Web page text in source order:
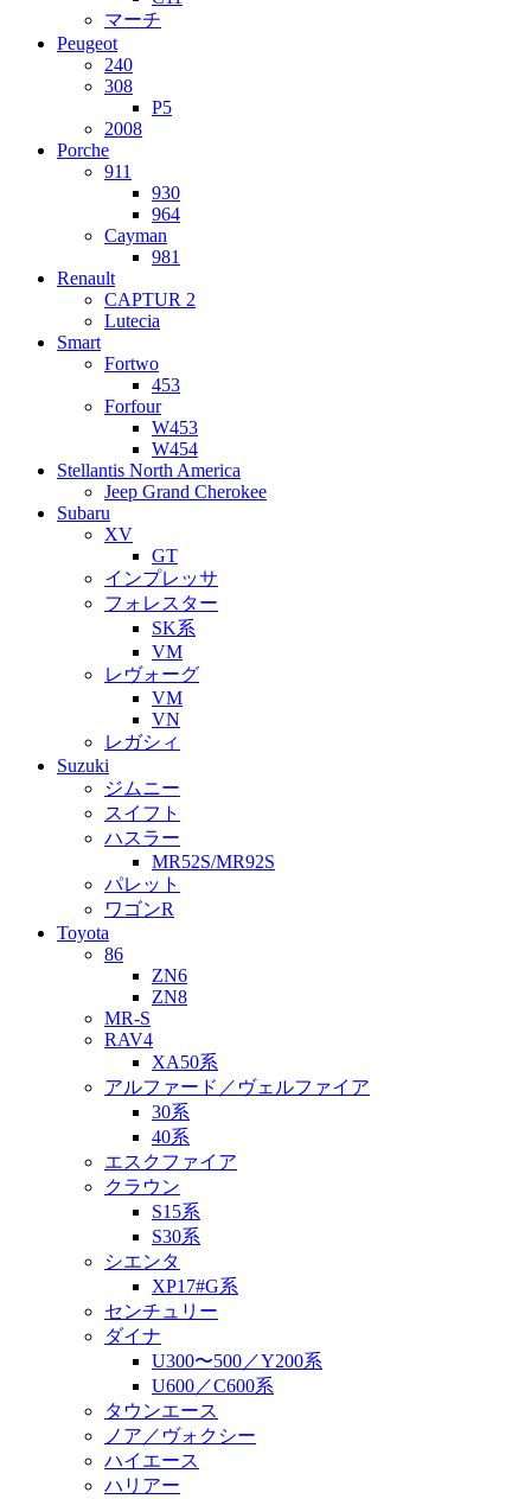
マーチ
Peugeot
240
308
P5
2008
Porche
911
930
964
Cayman
981
Renault
CAPTUR 2
Lutecia
Smart
Fortwo
453
Forfour
W453
W454
Stellantis North America
Jeep Grand Cherokee
Subaru
XV
GT
インプレッサ
フォレスター
SK系
VM
レヴォーグ
VM
VN
レガシィ
Suzuki
ジムニー
スイフト
ハスラー
MR52S/MR92S
パレット
ワゴンR
Toyota
86
ZN6
ZN8
MR-S
RAV4
XA50系
アルファード／ヴェルファイア
30系
40系
エスクファイア
クラウン
S15系
S30系
シエンタ
XP17#G系
センチュリー
ダイナ
U300〜500／Y200系
U600／C600系
タウンエース
ノア／ヴォクシー
ハイエース
ハリアー